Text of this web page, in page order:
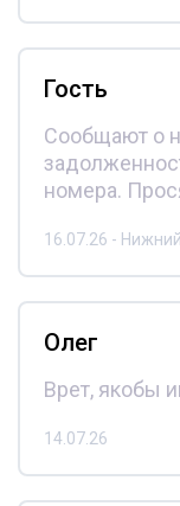
Гость
Сообщают о
номера.
16.07.26 -
Олег
Врет, якобы
14.07.26